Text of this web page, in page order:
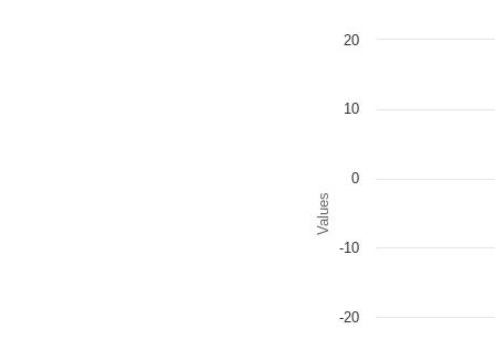
Bar chart with 2 data
Values
-20
-10
0
10
20